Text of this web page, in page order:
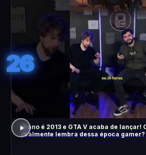
26
O ano é 2013 e GTA V acaba de lançar!
realmente lembra dessa época gamer?